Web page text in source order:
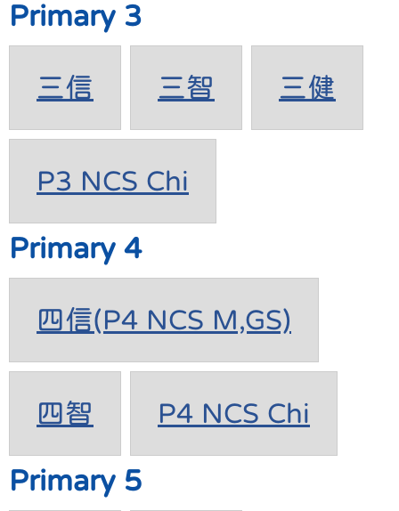
Primary 3
三信 三智 三健
P3 NCS Chi
Primary 4
四信(P4 NCS M,GS)
四智 P4 NCS Chi
Primary 5